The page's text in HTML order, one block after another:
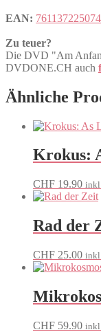
EAN:
Zu teuer?
Die DVD "Am
DVDONE.CH auch
Ähnliche
Krokus:
CHF 19.90
Rad der
CHF 25.00
CHF 59.90